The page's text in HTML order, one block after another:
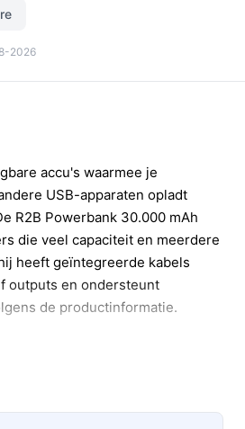
2026
accu's waarmee je
USB-apparaten opladt
R2B Powerbank 30.000 mAh
die veel capaciteit en meerdere
heeft geïntegreerde kabels
outputs en ondersteunt
de productinformatie.
stopcontact.